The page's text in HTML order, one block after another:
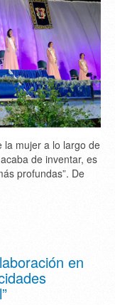
la mujer a lo largo de
de inventar, es
profundas”. De
en